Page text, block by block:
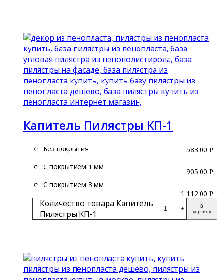
Капитель Пилястры КП-1
Без покрытия
С покрытием 1 мм
С покрытием 3 мм
- Количество товара Капитель
Пилястры КП-1
+
В
корзину
583.00 Р
905.00 Р
1 112.00 Р